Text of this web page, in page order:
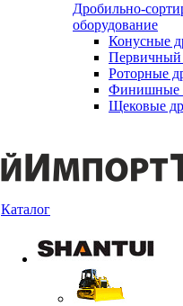
Дробильно-
оборудование
Конусные
Первичный
Роторные
Финишные
Щековые
Каталог